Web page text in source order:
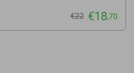
€22 €18,70